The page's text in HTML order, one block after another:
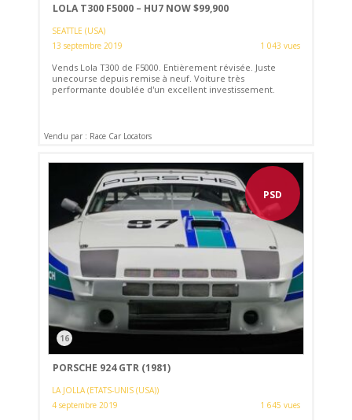
LOLA T300 F5000 – HU7 NOW $99,900
SEATTLE (USA)
13 septembre 2019
1 043 vues
Vends Lola T300 de F5000. Entièrement révisée. Juste
unecourse depuis remise à neuf. Voiture très
performante doublée d'un excellent investissement.
Vendu par : Race Car Locators
PSD
16
PORSCHE 924 GTR (1981)
LA JOLLA (ETATS-UNIS (USA))
4 septembre 2019
1 645 vues